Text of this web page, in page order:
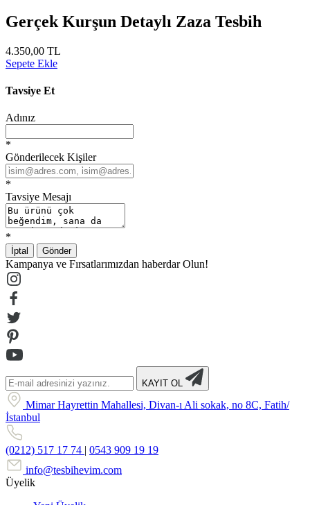
Gerçek Kurşun Detaylı Zaza Tesbih
4.350,00 TL
Sepete Ekle
Tavsiye Et
Adınız
*
Gönderilecek Kişiler
*
Tavsiye Mesajı
*
İptal Gönder
Kampanya ve Fırsatlarımızdan haberdar Olun!
KAYIT OL
Mimar Hayrettin Mahallesi, Divan-ı Ali sokak, no 8C, Fatih/
İstanbul
(0212) 517 17 74 | 0543 909 19 19
info@tesbihevim.com
Üyelik